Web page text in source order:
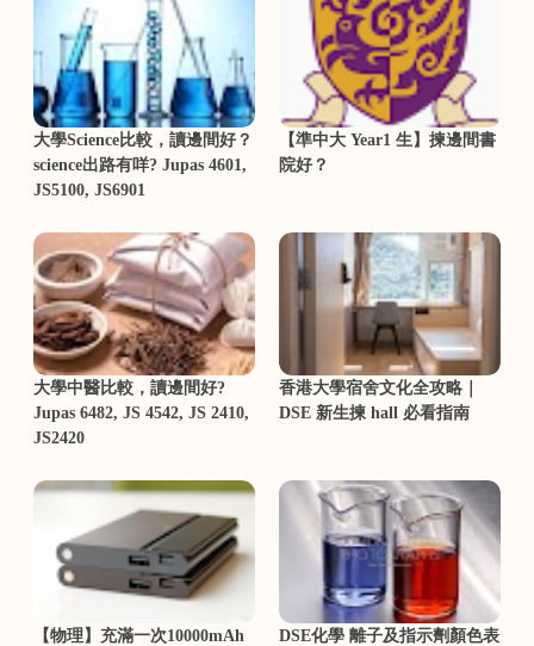
大學Science比較，讀邊間好？
science出路有咩? Jupas 4601,
JS5100, JS6901
【準中大 Year1 生】揀邊間書
院好？
大學中醫比較，讀邊間好?
Jupas 6482, JS 4542, JS 2410,
JS2420
香港大學宿舍文化全攻略｜
DSE 新生揀 hall 必看指南
【物理】充滿一次10000mAh
DSE化學 離子及指示劑顏色表